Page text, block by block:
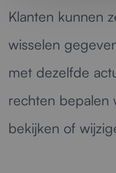
Klanten kunnen
wisselen
met dezelfde
rechten bepalen
bekijken of